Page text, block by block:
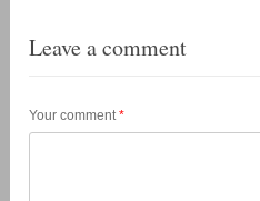
Leave a comment
Your comment*